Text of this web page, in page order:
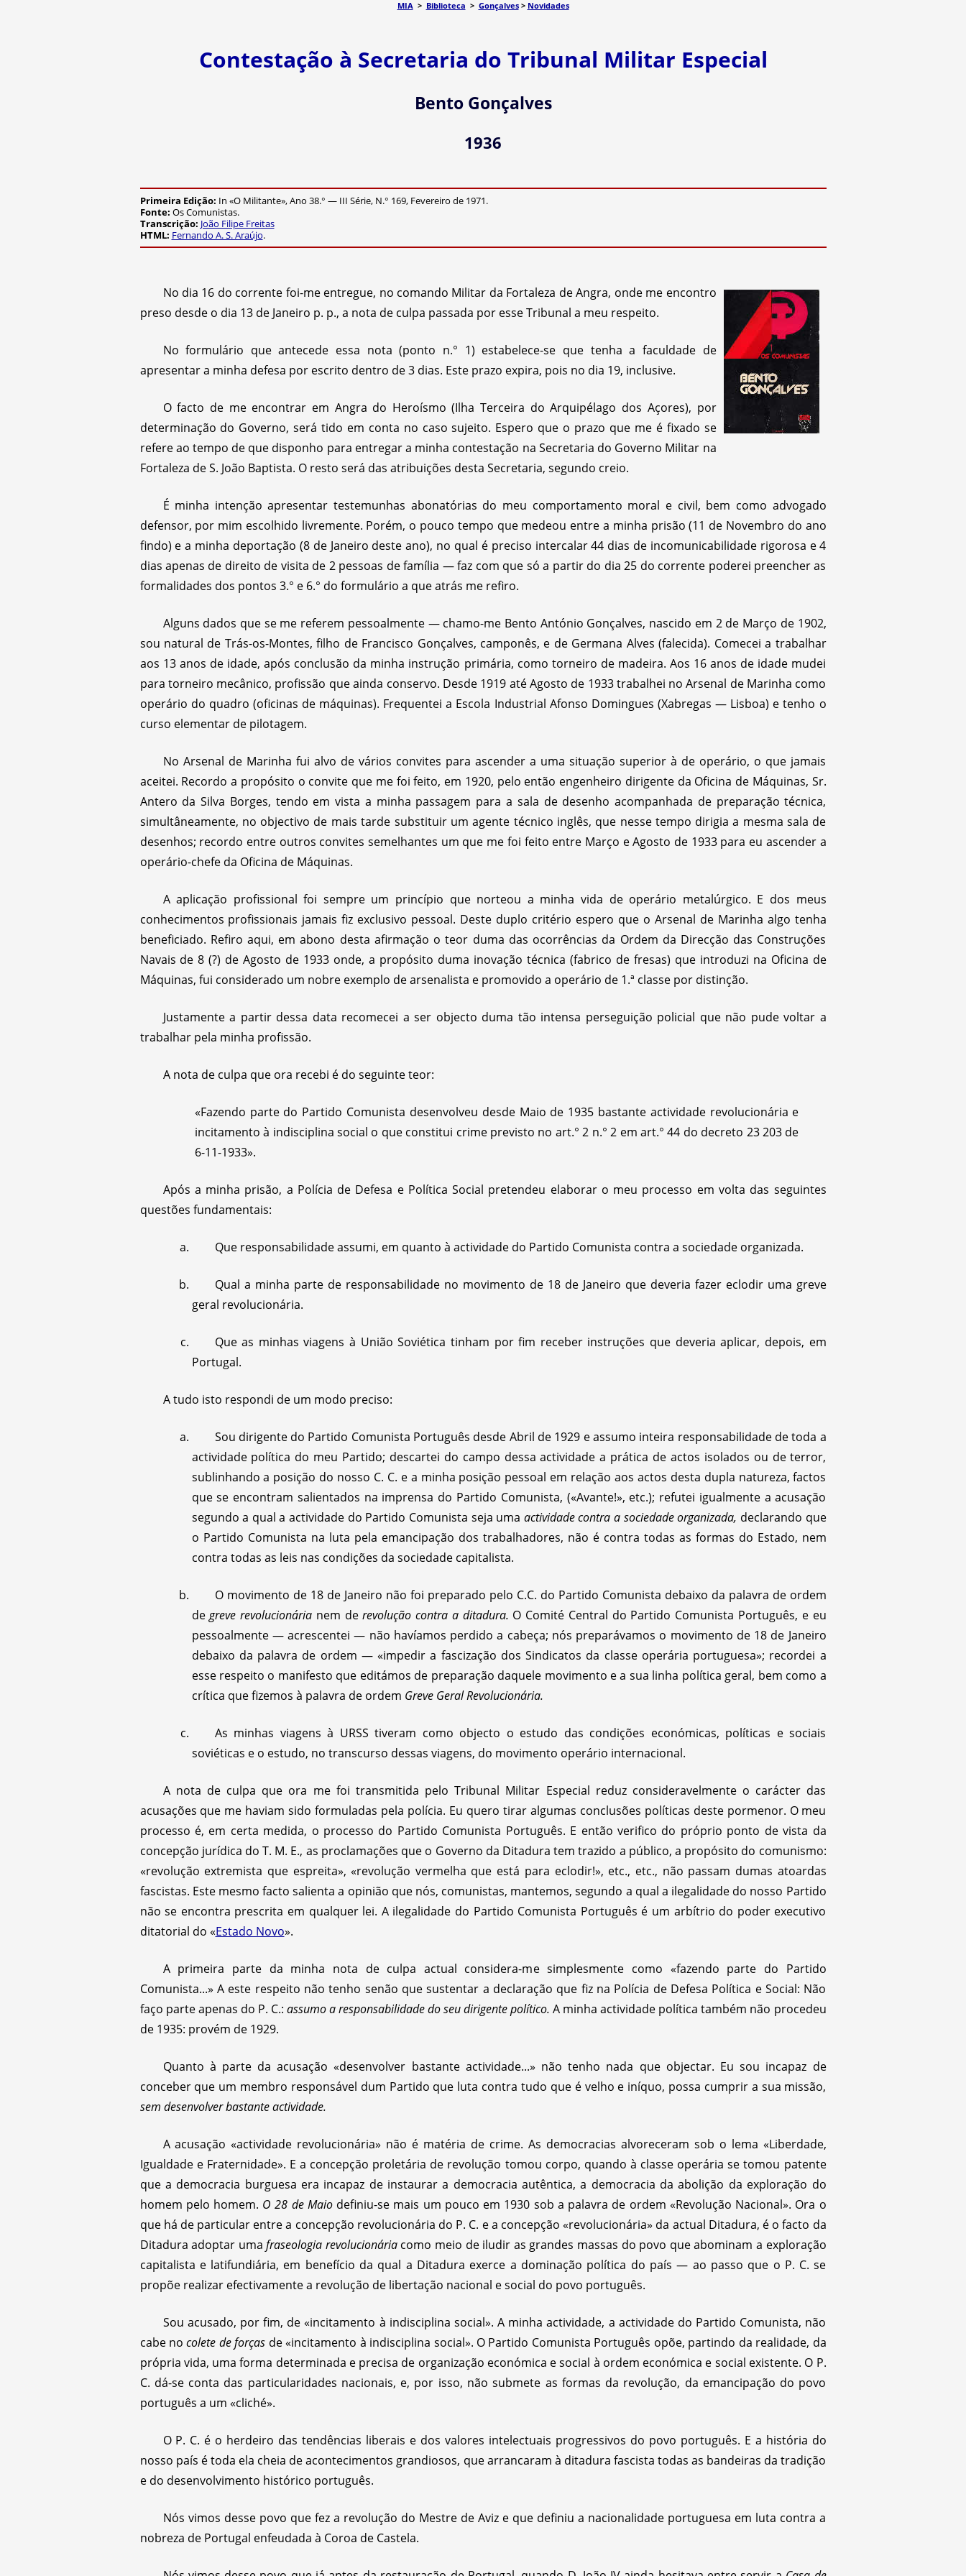
MIA> Biblioteca > Gonçalves> Novidades
Contestação à Secretaria do Tribunal Militar Especial
Bento Gonçalves
1936
Primeira Edição: In «O Militante», Ano 38.° — III Série, N.° 169, Fevereiro de 1971.
Fonte: Os Comunistas.
Transcrição: João Filipe Freitas
HTML: Fernando A. S. Araújo.
No dia 16 do corrente foi-me entregue, no comando Militar da Fortaleza de Angra, onde me encontro
preso desde o dia 13 de Janeiro p. p., a nota de culpa passada por esse Tribunal a meu respeito.
No formulário que antecede essa nota (ponto n.° 1) estabelece-se que tenha a faculdade de
apresentar a minha defesa por escrito dentro de 3 dias. Este prazo expira, pois no dia 19, inclusive.
O facto de me encontrar em Angra do Heroísmo (Ilha Terceira do Arquipélago dos Açores), por
determinação do Governo, será tido em conta no caso sujeito. Espero que o prazo que me é fixado se
refere ao tempo de que disponho para entregar a minha contestação na Secretaria do Governo Militar na
Fortaleza de S. João Baptista. O resto será das atribuições desta Secretaria, segundo creio.
É minha intenção apresentar testemunhas abonatórias do meu comportamento moral e civil, bem como advogado
defensor, por mim escolhido livremente. Porém, o pouco tempo que medeou entre a minha prisão (11 de Novembro do ano
findo) e a minha deportação (8 de Janeiro deste ano), no qual é preciso intercalar 44 dias de incomunicabilidade rigorosa e 4
dias apenas de direito de visita de 2 pessoas de família — faz com que só a partir do dia 25 do corrente poderei preencher as
formalidades dos pontos 3.° e 6.° do formulário a que atrás me refiro.
Alguns dados que se me referem pessoalmente — chamo-me Bento António Gonçalves, nascido em 2 de Março de 1902,
sou natural de Trás-os-Montes, filho de Francisco Gonçalves, camponês, e de Germana Alves (falecida). Comecei a trabalhar
aos 13 anos de idade, após conclusão da minha instrução primária, como torneiro de madeira. Aos 16 anos de idade mudei
para torneiro mecânico, profissão que ainda conservo. Desde 1919 até Agosto de 1933 trabalhei no Arsenal de Marinha como
operário do quadro (oficinas de máquinas). Frequentei a Escola Industrial Afonso Domingues (Xabregas — Lisboa) e tenho o
curso elementar de pilotagem.
No Arsenal de Marinha fui alvo de vários convites para ascender a uma situação superior à de operário, o que jamais
aceitei. Recordo a propósito o convite que me foi feito, em 1920, pelo então engenheiro dirigente da Oficina de Máquinas, Sr.
Antero da Silva Borges, tendo em vista a minha passagem para a sala de desenho acompanhada de preparação técnica,
simultâneamente, no objectivo de mais tarde substituir um agente técnico inglês, que nesse tempo dirigia a mesma sala de
desenhos; recordo entre outros convites semelhantes um que me foi feito entre Março e Agosto de 1933 para eu ascender a
operário-chefe da Oficina de Máquinas.
A aplicação profissional foi sempre um princípio que norteou a minha vida de operário metalúrgico. E dos meus
conhecimentos profissionais jamais fiz exclusivo pessoal. Deste duplo critério espero que o Arsenal de Marinha algo tenha
beneficiado. Refiro aqui, em abono desta afirmação o teor duma das ocorrências da Ordem da Direcção das Construções
Navais de 8 (?) de Agosto de 1933 onde, a propósito duma inovação técnica (fabrico de fresas) que introduzi na Oficina de
Máquinas, fui considerado um nobre exemplo de arsenalista e promovido a operário de 1.ª classe por distinção.
Justamente a partir dessa data recomecei a ser objecto duma tão intensa perseguição policial que não pude voltar a
trabalhar pela minha profissão.
A nota de culpa que ora recebi é do seguinte teor:
«Fazendo parte do Partido Comunista desenvolveu desde Maio de 1935 bastante actividade revolucionária e
incitamento à indisciplina social o que constitui crime previsto no art.° 2 n.° 2 em art.° 44 do decreto 23 203 de
6-11-1933».
Após a minha prisão, a Polícia de Defesa e Política Social pretendeu elaborar o meu processo em volta das seguintes
questões fundamentais:
Que responsabilidade assumi, em quanto à actividade do Partido Comunista contra a sociedade organizada.
Qual a minha parte de responsabilidade no movimento de 18 de Janeiro que deveria fazer eclodir uma greve
geral revolucionária.
Que as minhas viagens à União Soviética tinham por fim receber instruções que deveria aplicar, depois, em
Portugal.
A tudo isto respondi de um modo preciso:
Sou dirigente do Partido Comunista Português desde Abril de 1929 e assumo inteira responsabilidade de toda a
actividade política do meu Partido; descartei do campo dessa actividade a prática de actos isolados ou de terror,
sublinhando a posição do nosso C. C. e a minha posição pessoal em relação aos actos desta dupla natureza, factos
que se encontram salientados na imprensa do Partido Comunista, («Avante!», etc.); refutei igualmente a acusação
segundo a qual a actividade do Partido Comunista seja uma actividade contra a sociedade organizada, declarando que
o Partido Comunista na luta pela emancipação dos trabalhadores, não é contra todas as formas do Estado, nem
contra todas as leis nas condições da sociedade capitalista.
O movimento de 18 de Janeiro não foi preparado pelo C.C. do Partido Comunista debaixo da palavra de ordem
degreve revolucionária nem derevolução contra a ditadura. O Comité Central do Partido Comunista Português, e eu
pessoalmente — acrescentei — não havíamos perdido a cabeça; nós preparávamos o movimento de 18 de Janeiro
debaixo da palavra de ordem — «impedir a fascização dos Sindicatos da classe operária portuguesa»; recordei a
esse respeito o manifesto que editámos de preparação daquele movimento e a sua linha política geral, bem como a
crítica que fizemos à palavra de ordem Greve Geral Revolucionária.
As minhas viagens à URSS tiveram como objecto o estudo das condições económicas, políticas e sociais
soviéticas e o estudo, no transcurso dessas viagens, do movimento operário internacional.
A nota de culpa que ora me foi transmitida pelo Tribunal Militar Especial reduz consideravelmente o carácter das
acusações que me haviam sido formuladas pela polícia. Eu quero tirar algumas conclusões políticas deste pormenor. O meu
processo é, em certa medida, o processo do Partido Comunista Português. E então verifico do próprio ponto de vista da
concepção jurídica do T. M. E., as proclamações que o Governo da Ditadura tem trazido a público, a propósito do comunismo:
«revolução extremista que espreita», «revolução vermelha que está para eclodir!», etc., etc., não passam dumas atoardas
fascistas. Este mesmo facto salienta a opinião que nós, comunistas, mantemos, segundo a qual a ilegalidade do nosso Partido
não se encontra prescrita em qualquer lei. A ilegalidade do Partido Comunista Português é um arbítrio do poder executivo
ditatorial do «Estado Novo».
A primeira parte da minha nota de culpa actual considera-me simplesmente como «fazendo parte do Partido
Comunista...» A este respeito não tenho senão que sustentar a declaração que fiz na Polícia de Defesa Política e Social: Não
faço parte apenas do P. C.: assumo a responsabilidade do seu dirigente político. A minha actividade política também não procedeu
de 1935: provém de 1929.
Quanto à parte da acusação «desenvolver bastante actividade...» não tenho nada que objectar. Eu sou incapaz de
conceber que um membro responsável dum Partido que luta contra tudo que é velho e iníquo, possa cumprir a sua missão,
sem desenvolver bastante actividade.
A acusação «actividade revolucionária» não é matéria de crime. As democracias alvoreceram sob o lema «Liberdade,
Igualdade e Fraternidade». E a concepção proletária de revolução tomou corpo, quando à classe operária se tomou patente
que a democracia burguesa era incapaz de instaurar a democracia autêntica, a democracia da abolição da exploração do
homem pelo homem. O 28 de Maio definiu-se mais um pouco em 1930 sob a palavra de ordem «Revolução Nacional». Ora o
que há de particular entre a concepção revolucionária do P. C. e a concepção «revolucionária» da actual Ditadura, é o facto da
Ditadura adoptar umafraseologia revolucionáriacomo meio de iludir as grandes massas do povo que abominam a exploração
capitalista e latifundiária, em benefício da qual a Ditadura exerce a dominação política do país — ao passo que o P. C. se
propõe realizar efectivamente a revolução de libertação nacional e social do povo português.
Sou acusado, por fim, de «incitamento à indisciplina social». A minha actividade, a actividade do Partido Comunista, não
cabe nocolete de forças de «incitamento à indisciplina social». O Partido Comunista Português opõe, partindo da realidade, da
própria vida, uma forma determinada e precisa de organização económica e social à ordem económica e social existente. O P.
C. dá-se conta das particularidades nacionais, e, por isso, não submete as formas da revolução, da emancipação do povo
português a um «cliché».
O P. C. é o herdeiro das tendências liberais e dos valores intelectuais progressivos do povo português. E a história do
nosso país é toda ela cheia de acontecimentos grandiosos, que arrancaram à ditadura fascista todas as bandeiras da tradição
e do desenvolvimento histórico português.
Nós vimos desse povo que fez a revolução do Mestre de Aviz e que definiu a nacionalidade portuguesa em luta contra a
nobreza de Portugal enfeudada à Coroa de Castela.